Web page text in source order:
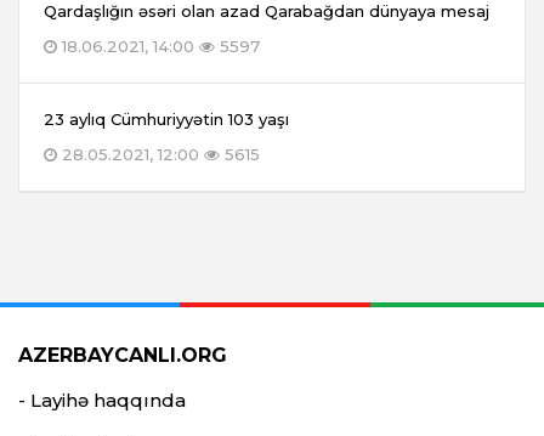
Qardaşlığın əsəri olan azad Qarabağdan dünyaya mesaj
18.06.2021, 14:00
5597
23 aylıq Cümhuriyyətin 103 yaşı
28.05.2021, 12:00
5615
AZERBAYCANLI.ORG
- Layihə haqqında